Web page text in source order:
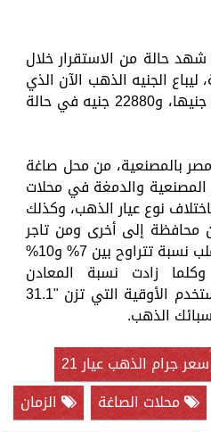
الجنيه الذهب عيار 21 شهد حالة من الاستقرار خلال
الجنيه الذهب الآن الذي
يزن 8 جرامات بسعر 23040 جنيها، و22880 جنيه في حالة
بالمصنعية، من محل صاغة
والدمغة في محلات
و65 جنيهًا باختلاف نوع عيار الذهب، وكذلك
محافظة إلى أخرى ومن تاجر
إلى آخر، حيث تمثل في الأغلب نسبة تتراوح بين 7% و10%
زادت نسبة المعادن
الموجودة قلَّ القيراط، وتستخدم الأوقية التي تزن "31.1
الذهب.
جرام الذهب عيار 21
محلات الصاغة الزمان